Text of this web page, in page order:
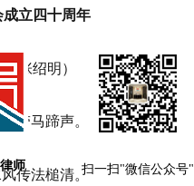
成立四十周年
张绍明）
带马蹄声。
传法槌清。
师 扫一扫"微信公众号"